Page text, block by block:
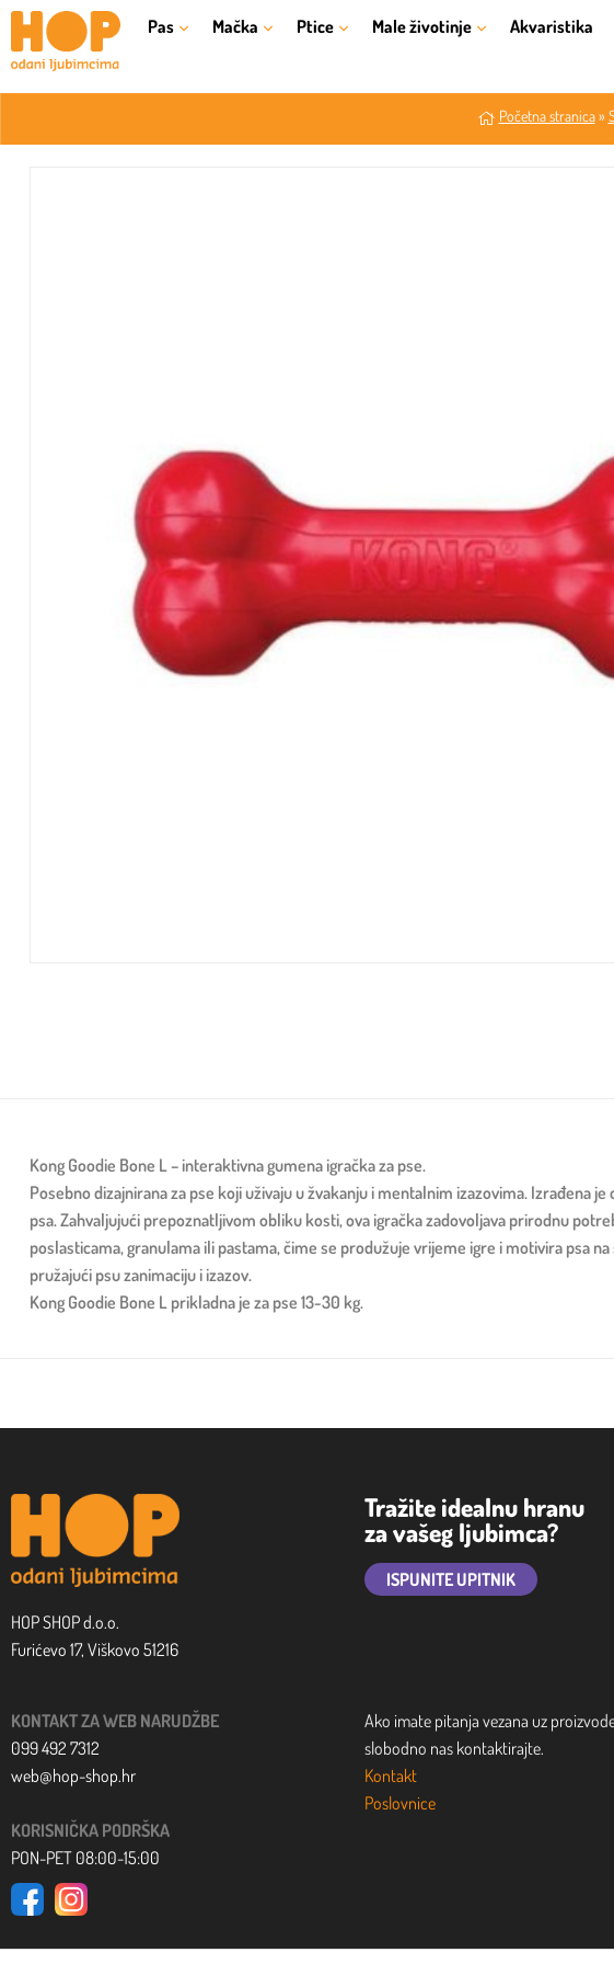
Pas Mačka Ptice Male životinje Akvaristika
Početna stranica»
Kong Goodie Bone L – interaktivna gumena igračka za pse.
Posebno dizajnirana za pse koji uživaju u žvakanju i mentalnim izazovima. Izrađena
psa. Zahvaljujući prepoznatljivom obliku kosti, ova igračka zadovoljava prirodnu
poslasticama, granulama ili pastama, čime se produžuje vrijeme igre i motivira psa
pružajući psu zanimaciju i izazov.
Kong Goodie Bone L prikladna je za pse 13-30 kg.
HOP SHOP d.o.o.
Furićevo 17, Viškovo 51216
Tražite idealnu hranu
za vašeg ljubimca?
ISPUNITE UPITNIK
KONTAKT ZA WEB NARUDŽBE
099 492 7312
web@hop-shop.hr
KORISNIČKA PODRŠKA
PON-PET 08:00-15:00
Ako imate pitanja vezana uz
slobodno nas kontaktirajte.
Kontakt
Poslovnice